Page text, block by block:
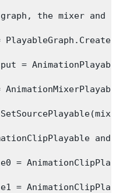
the mixer and
=
and
=
=